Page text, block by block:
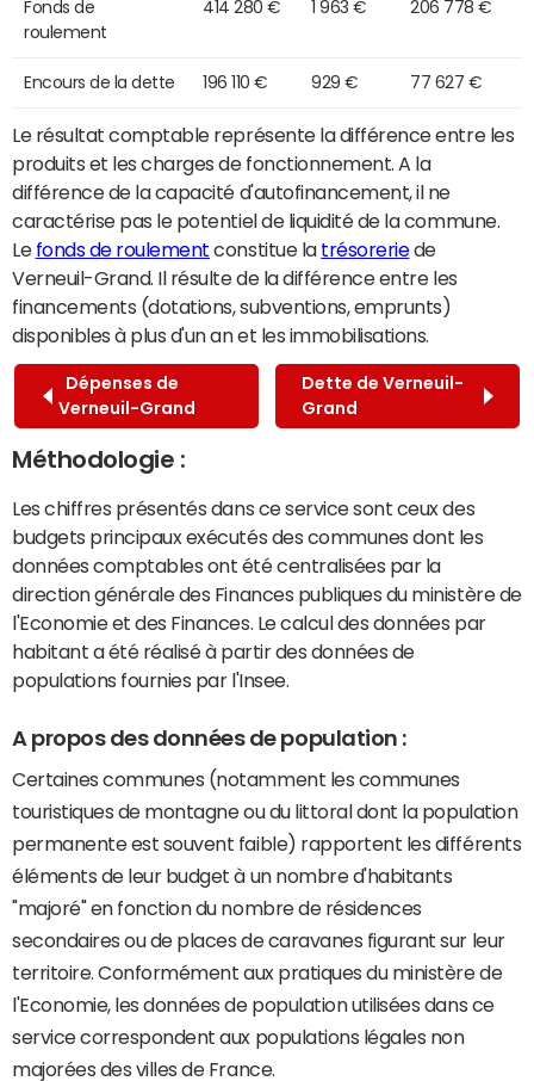
Fonds de
roulement
414 280 € 1 963 € 206 778 €
Encours de la dette 196 110 € 929 € 77 627 €
Le résultat comptable représente la différence entre les
produits et les charges de fonctionnement. A la
différence de la capacité d'autofinancement, il ne
caractérise pas le potentiel de liquidité de la commune.
Le fonds de roulement constitue la trésoreriede
Verneuil-Grand. Il résulte de la différence entre les
financements (dotations, subventions, emprunts)
disponibles à plus d'un an et les immobilisations.
Dépenses de
Verneuil-Grand
Dette de Verneuil-
Grand
Méthodologie :
Les chiffres présentés dans ce service sont ceux des
budgets principaux exécutés des communes dont les
données comptables ont été centralisées par la
direction générale des Finances publiques du ministère de
l'Economie et des Finances. Le calcul des données par
habitant a été réalisé à partir des données de
populations fournies par l'Insee.
A propos des données de population :
Certaines communes (notamment les communes
touristiques de montagne ou du littoral dont la population
permanente est souvent faible) rapportent les différents
éléments de leur budget à un nombre d'habitants
"majoré" en fonction du nombre de résidences
secondaires ou de places de caravanes figurant sur leur
territoire. Conformément aux pratiques du ministère de
l'Economie, les données de population utilisées dans ce
service correspondent aux populations légales non
majorées des villes de France.